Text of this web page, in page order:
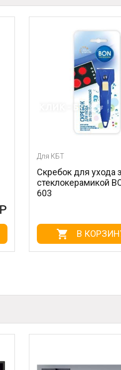
Скребок для ухода за
стеклокерамикой BON BN-
В КОРЗИНУ